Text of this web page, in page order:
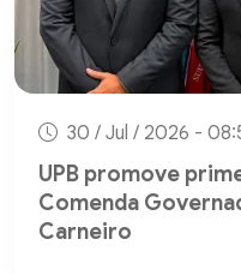
30 / Jul / 2026 -
UPB promove
Comenda
Carneiro